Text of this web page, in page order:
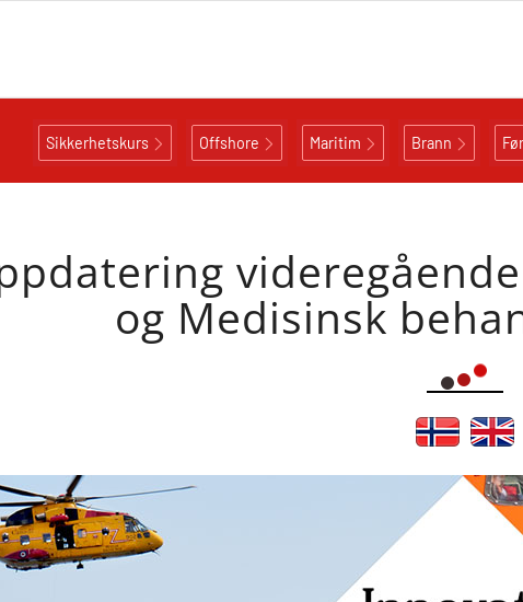
Sikkerhetskurs Offshore Maritim Brann
og Medisinsk